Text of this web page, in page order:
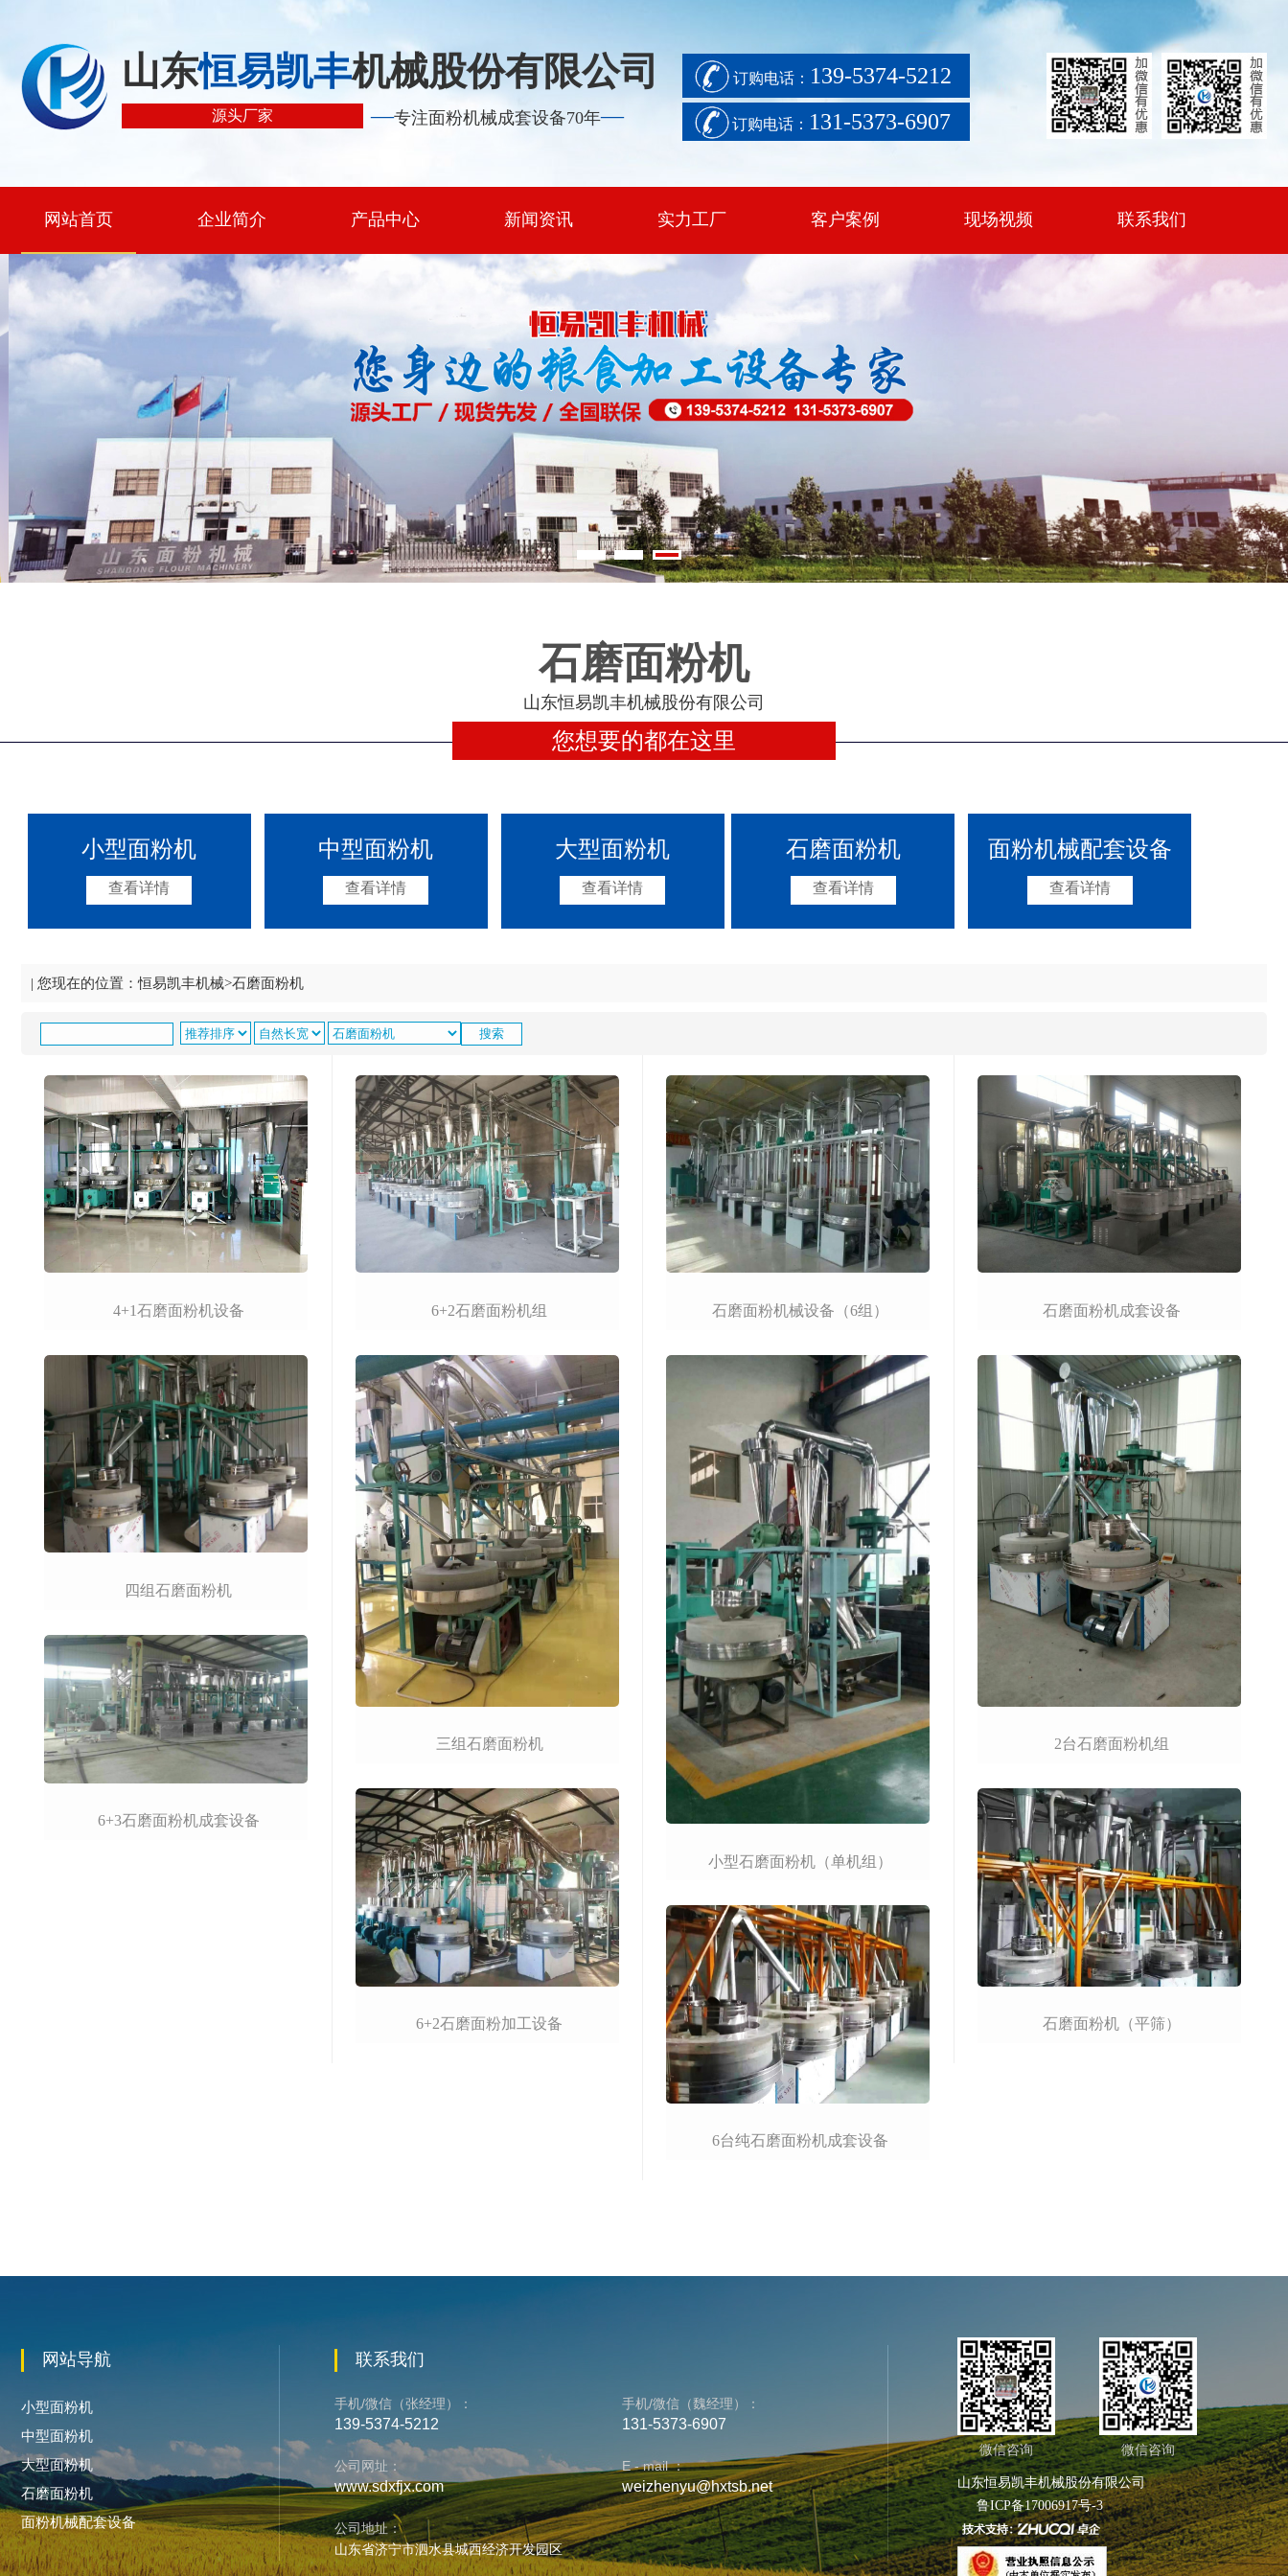
山东恒易凯丰机械股份有限公司
源头厂家 —专注面粉机械成套设备70年—
订购电话： 139-5374-5212
订购电话： 131-5373-6907
网站首页 企业简介 产品中心 新闻资讯 实力工厂 客户案例 现场视频 联系我们
石磨面粉机
山东恒易凯丰机械股份有限公司
您想要的都在这里
小型面粉机
查看详情
中型面粉机
查看详情
大型面粉机
查看详情
石磨面粉机
查看详情
面粉机械配套设备
查看详情
| 您现在的位置：恒易凯丰机械>石磨面粉机
4+1石磨面粉机设备
四组石磨面粉机
6+3石磨面粉机成套设备
6+2石磨面粉机组
三组石磨面粉机
6+2石磨面粉加工设备
石磨面粉机械设备（6组）
小型石磨面粉机（单机组）
6台纯石磨面粉机成套设备
石磨面粉机成套设备
2台石磨面粉机组
石磨面粉机（平筛）
网站导航
小型面粉机
中型面粉机
大型面粉机
石磨面粉机
面粉机械配套设备
联系我们
手机/微信（张经理）：
139-5374-5212
手机/微信（魏经理）：
131-5373-6907
公司网址：
www.sdxfjx.com
E - mail ：
weizhenyu@hxtsb.net
公司地址：
山东省济宁市泗水县城西经济开发园区
微信咨询 微信咨询
山东恒易凯丰机械股份有限公司
鲁ICP备17006917号-3